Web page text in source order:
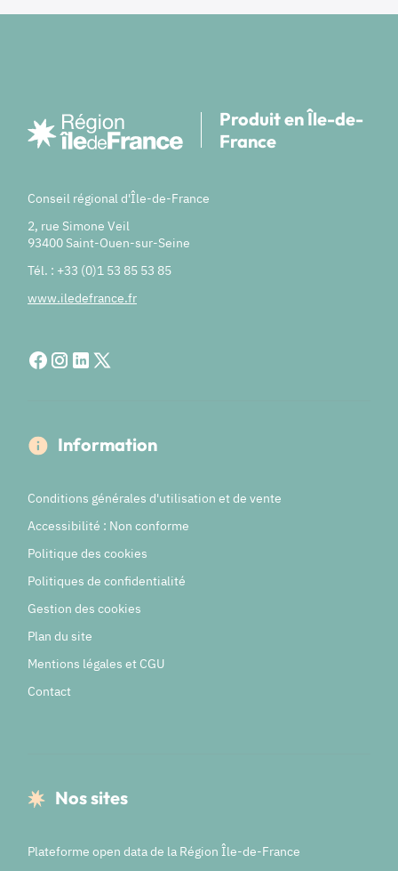
Produit en Île-de-
France
Conseil régional d'Île-de-France
2, rue Simone Veil
93400 Saint-Ouen-sur-Seine
Tél. : +33 (0)1 53 85 53 85
www.iledefrance.fr
Information
Conditions générales d'utilisation et de vente
Accessibilité : Non conforme
Politique des cookies
Politiques de confidentialité
Gestion des cookies
Plan du site
Mentions légales et CGU
Contact
Nos sites
Plateforme open data de la Région Île-de-France